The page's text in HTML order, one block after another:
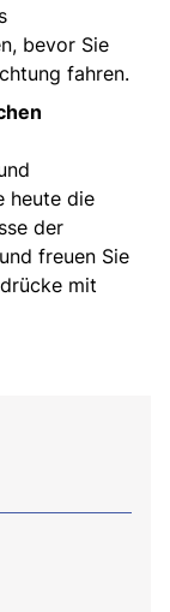
bevor Sie
fahren.
heute die
der
freuen Sie
mit